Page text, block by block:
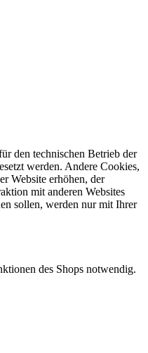
den technischen Betrieb der
werden. Andere Cookies,
Website erhöhen, der
mit anderen Websites
sollen, werden nur mit Ihrer
des Shops notwendig.